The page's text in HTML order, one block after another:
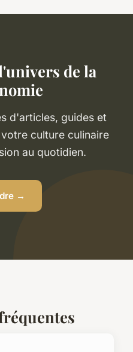
de la
d'articles, guides et
culture culinaire
au quotidien.
→